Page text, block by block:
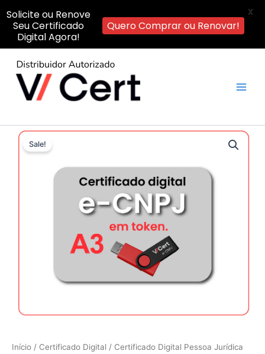
para
conteúdo
Sale!
Início / Certificado Digital / Certificado Digital Pessoa Jurídica
Solicite ou Renove
Seu Certificado
Digital Agora!
Quero Comprar ou Renovar!
X